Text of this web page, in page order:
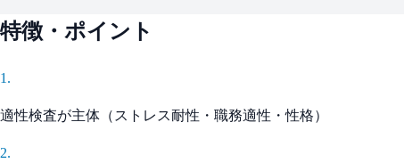
特徴・ポイント
1 .
適性検査が主体（ストレス耐性・職務適性・性格）
2.